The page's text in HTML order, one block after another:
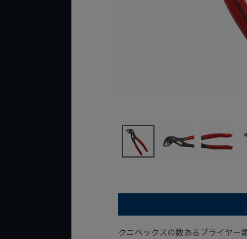
クニペックスの数あるプライヤー